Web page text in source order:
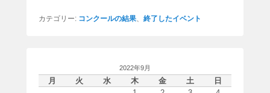
カテゴリー: コンクールの結果、 終了したイベント
2022年9月
月 火 水 木 金 土 日